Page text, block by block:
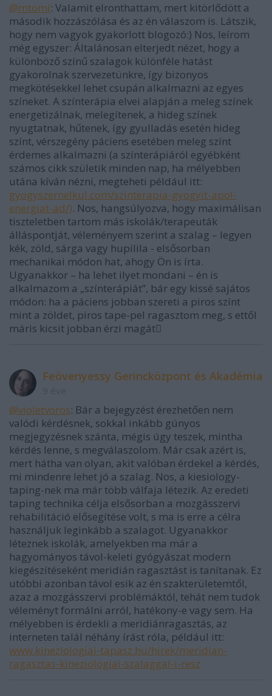
@mtomi: Valamit elronthattam, mert kitörlődött a
második hozzászólása és az én válaszom is. Látszik,
hogy nem vagyok gyakorlott blogozó:) Nos, leírom
még egyszer: Általánosan elterjedt nézet, hogy a
különböző színű szalagok különféle hatást
gyakorolnak szervezetünkre, így bizonyos
megkötésekkel lehet csupán alkalmazni az egyes
színeket. A színterápia elvei alapján a meleg színek
energetizálnak, melegítenek, a hideg színek
nyugtatnak, hűtenek, így gyulladás esetén hideg
színt, vérszegény páciens esetében meleg színt
érdemes alkalmazni (a színterápiáról egyébként
számos cikk születik minden nap, ha mélyebben
utána kíván nézni, megteheti például itt:
gyogyszernelkul.com/szinterapia-gyogyit-apol-
energiat-ad/). Nos, hangsúlyozva, hogy maximálisan
tiszteletben tartom más iskolák/terapeuták
álláspontját, véleményem szerint a szalag – legyen
kék, zöld, sárga vagy hupilila - elsősorban
mechanikai módon hat, ahogy Ön is írta.
Ugyanakkor – ha lehet ilyet mondani – én is
alkalmazom a „színterápiát”, bár egy kissé sajátos
módon: ha a páciens jobban szereti a piros színt
mint a zöldet, piros tape-pel ragasztom meg, s ettől
máris kicsit jobban érzi magát
Feövenyessy Gerincközpont és Akadémia
@violetvoros: Bár a bejegyzést érezhetően nem
valódi kérdésnek, sokkal inkább gúnyos
megjegyzésnek szánta, mégis úgy teszek, mintha
kérdés lenne, s megválaszolom. Már csak azért is,
mert hátha van olyan, akit valóban érdekel a kérdés,
mi mindenre lehet jó a szalag. Nos, a kiesiology-
taping-nek ma már több válfaja létezik. Az eredeti
taping technika célja elsősorban a mozgásszervi
rehabilitáció elősegítése volt, s ma is erre a célra
használjuk leginkább a szalagot. Ugyanakkor
léteznek iskolák, amelyekben ma már a
hagyományos távol-keleti gyógyászat modern
kiegészítéseként meridián ragasztást is tanítanak. Ez
utóbbi azonban távol esik az én szakterületemtől,
azaz a mozgásszervi problémáktól, tehát nem tudok
véleményt formálni arról, hatékony-e vagy sem. Ha
mélyebben is érdekli a meridiánragasztás, az
interneten talál néhány írást róla, például itt:
www.kineziologiai-tapasz.hu/hirek/meridian-
ragasztas-kineziologiai-szalaggal-i-resz